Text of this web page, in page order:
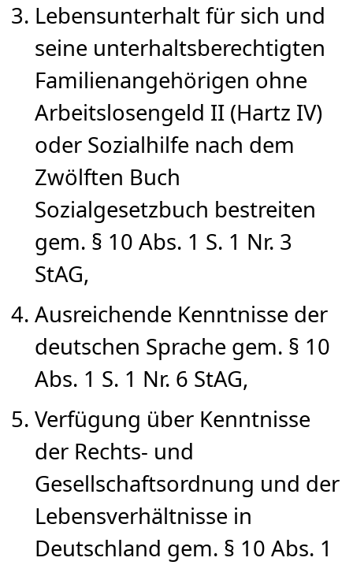
Lebensunterhalt für sich und
seine unterhaltsberechtigten
Familienangehörigen ohne
Arbeitslosengeld II (Hartz IV)
oder Sozialhilfe nach dem
Zwölften Buch
Sozialgesetzbuch bestreiten
gem. § 10 Abs. 1 S. 1 Nr. 3
StAG,
Ausreichende Kenntnisse der
deutschen Sprache gem. § 10
Abs. 1 S. 1 Nr. 6 StAG,
Verfügung über Kenntnisse
der Rechts- und
Gesellschaftsordnung und der
Lebensverhältnisse in
Deutschland gem. § 10 Abs. 1